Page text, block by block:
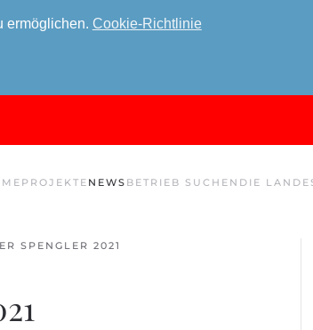
ermöglichen. Cookie-Richtlinie
PROJEKTE NEWS BETRIEB SUCHEN DIE
SPENGLER 2021